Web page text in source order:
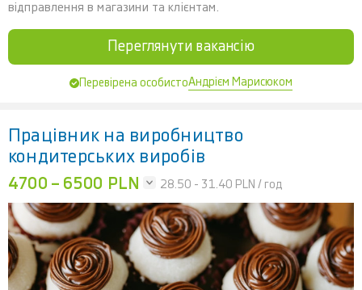
відправлення в магазини та клієнтам.
Переглянути вакансію
Перевірена особистоАндрієм Марисюком
Працівник на виробництво
кондитерських виробів
4700 – 6500 PLN 28.50 - 31.40 PLN / год